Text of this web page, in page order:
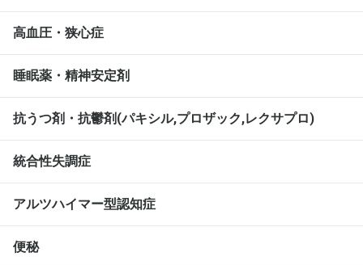
高血圧・狭心症
睡眠薬・精神安定剤
抗うつ剤・抗鬱剤(パキシル,プロザック,レクサプロ)
統合性失調症
アルツハイマー型認知症
便秘